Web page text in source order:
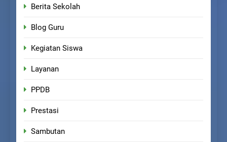
Berita Sekolah
Blog Guru
Kegiatan Siswa
Layanan
PPDB
Prestasi
Sambutan